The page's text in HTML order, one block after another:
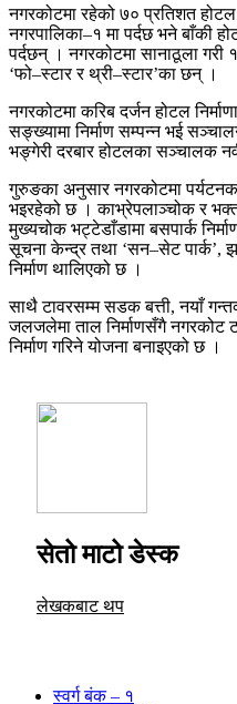
नगरकोटमा रहेको ७० प्रतिशत
नगरपालिका–१ मा पर्दछ भने बाँकी
पर्दछन् । नगरकोटमा सानाठूला
‘फो–स्टार र थ्री–स्टार’का छन् ।
नगरकोटमा करिब दर्जन होटल
सङ्ख्यामा निर्माण सम्पन्न भई
भङ्गेरी दरबार होटलका सञ्चालक
गुरुङका अनुसार नगरकोटमा
भइरहेको छ । काभ्रेपलाञ्चोक र
मुख्यचोक भट्टेडाँडामा बसपार्क
सूचना केन्द्र तथा ‘सन–सेट पार्क’,
निर्माण थालिएको छ ।
साथै टावरसम्म सडक बत्ती, नयाँ
जलजलेमा ताल निर्माणसँगै नगरकोट
निर्माण गरिने योजना बनाइएको छ ।
सेतो माटो डेस्क
लेखकबाट थप
स्वर्ग बंक – १